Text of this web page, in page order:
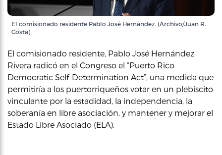
El comisionado residente Pablo José Hernández. (Archivo/Juan R.
Costa)
El comisionado residente, Pablo José Hernández
Rivera radicó en el Congreso el “Puerto Rico
Democratic Self-Determination Act”, una medida que
permitiría a los puertorriqueños votar en un plebiscito
vinculante por la estadidad, la independencia, la
soberanía en libre asociación, y mantener y mejorar el
Estado Libre Asociado (ELA).